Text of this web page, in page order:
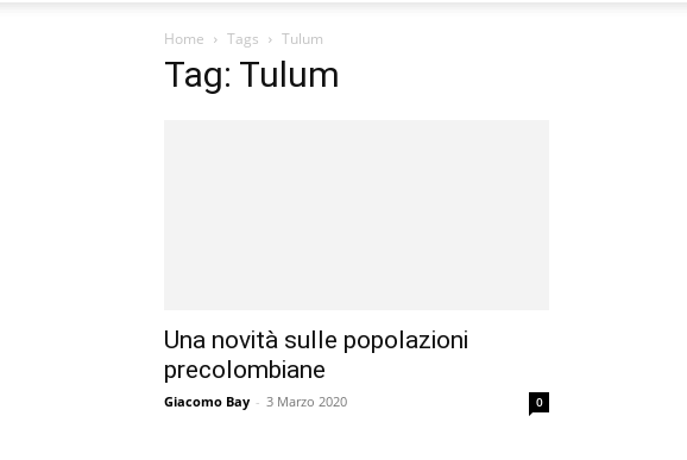
Home Tags Tulum
Tag: Tulum
Una novità sulle popolazioni
precolombiane
Giacomo Bay - 3 Marzo 2020 0